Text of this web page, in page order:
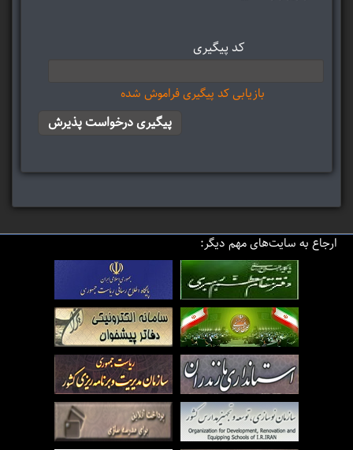
کد پیگیری
بازیابی کد پیگیری فراموش شده
ارجاع به سایت‌های مهم دیگر: